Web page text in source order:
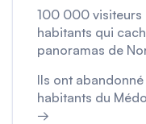
100 000 visiteurs
habitants qui
panoramas de
Ils ont
habitants du
→